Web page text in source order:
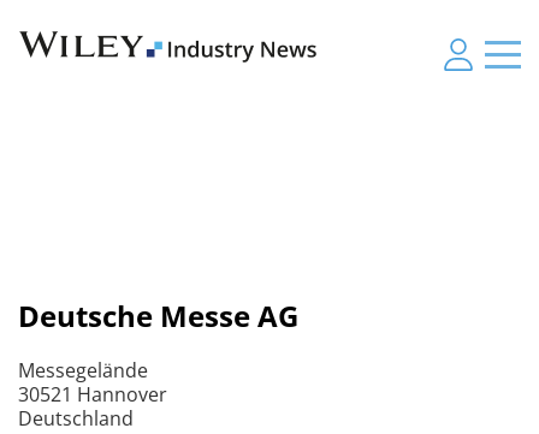
Deutsche Messe AG
Messegelände
30521 Hannover
Deutschland